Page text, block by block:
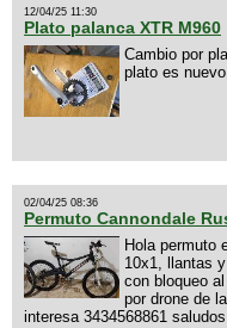
12/04/25 11:30
Plato palanca XTR M960
Cambio por
plato es
02/04/25 08:36
Permuto Cannondale
Hola permuto
10x1, llantas
con bloqueo
por drone de
interesa 3434568861 saludos